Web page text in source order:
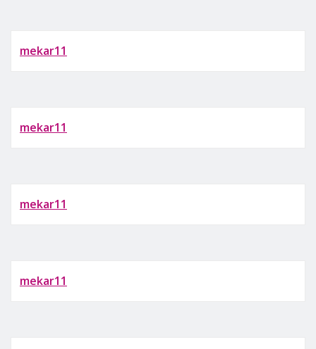
mekar11
mekar11
mekar11
mekar11